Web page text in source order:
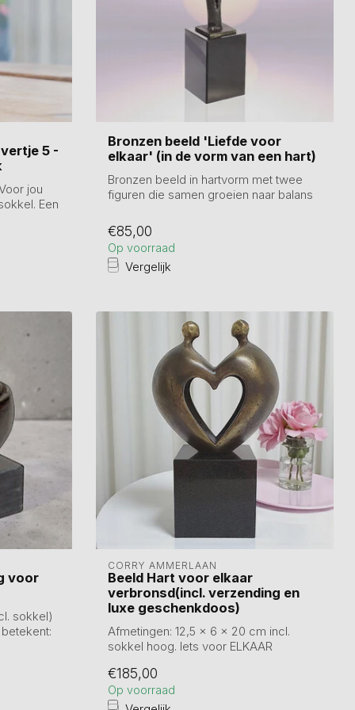
5 -
jou
Een
Bronzen beeld 'Liefde voor
elkaar' (in de vorm van een hart)
Bronzen beeld in hartvorm met twee
figuren die samen groeien naar balans
€85,00
Op voorraad
Vergelijk
voor
sokkel)
CORRY AMMERLAAN
Beeld Hart voor elkaar
verbronsd(incl. verzending en
luxe geschenkdoos)
Afmetingen: 12,5 x 6 x 20 cm incl.
sokkel hoog. Iets voor ELKAAR
€185,00
Op voorraad